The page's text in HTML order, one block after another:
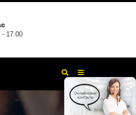
- 17:00